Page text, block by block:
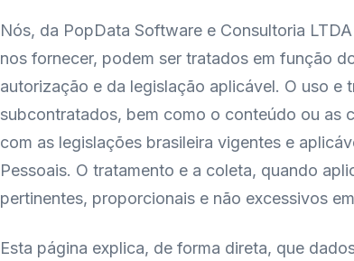
Nós, da PopData Software e Consultoria
nos fornecer, podem ser tratados em função
autorização e da legislação aplicável. O uso
subcontratados, bem como o conteúdo ou as
com as legislações brasileira vigentes e
Pessoais. O tratamento e a coleta, quando
pertinentes, proporcionais e não excessivos
Esta página explica, de forma direta, que